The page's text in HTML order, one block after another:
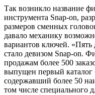
Так возникло название
инструмента Snap-on,
размеров сменных
давало механику
вариантов ключей. «Пять
стало девизом Snap-on.
продажам более 500
выпущен первый каталог
содержавший более 50
том числе специального